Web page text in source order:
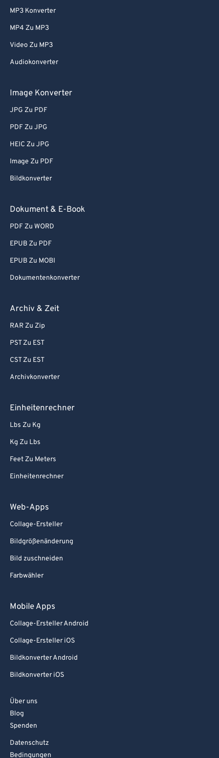
MP3 Konverter
MP4 Zu MP3
Video Zu MP3
Audiokonverter
Image Konverter
JPG Zu PDF
PDF Zu JPG
HEIC Zu JPG
Image Zu PDF
Bildkonverter
Dokument & E-Book
PDF Zu WORD
EPUB Zu PDF
EPUB Zu MOBI
Dokumentenkonverter
Archiv & Zeit
RAR Zu Zip
PST Zu EST
CST Zu EST
Archivkonverter
Einheitenrechner
Lbs Zu Kg
Kg Zu Lbs
Feet Zu Meters
Einheitenrechner
Web-Apps
Collage-Ersteller
Bildgrößenänderung
Bild zuschneiden
Farbwähler
Mobile Apps
Collage-Ersteller Android
Collage-Ersteller iOS
Bildkonverter Android
Bildkonverter iOS
Über uns
Blog
Spenden
Datenschutz
Bedingungen